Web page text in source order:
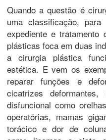
Quando a questão é
uma classificação, para
expediente e tratamento
plásticas foca em duas
a cirurgia plástica
estética. E vem os
reparar funções e
cicatrizes
disfuncional como
operatórias, mamas
torácico e dor de